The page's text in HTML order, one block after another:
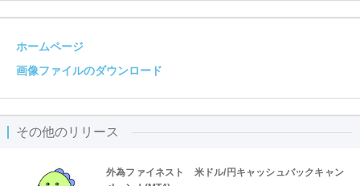
ホームページ
画像ファイルのダウンロード
その他のリリース
外為ファイネスト 米ドル/円キャッシュバックキャン